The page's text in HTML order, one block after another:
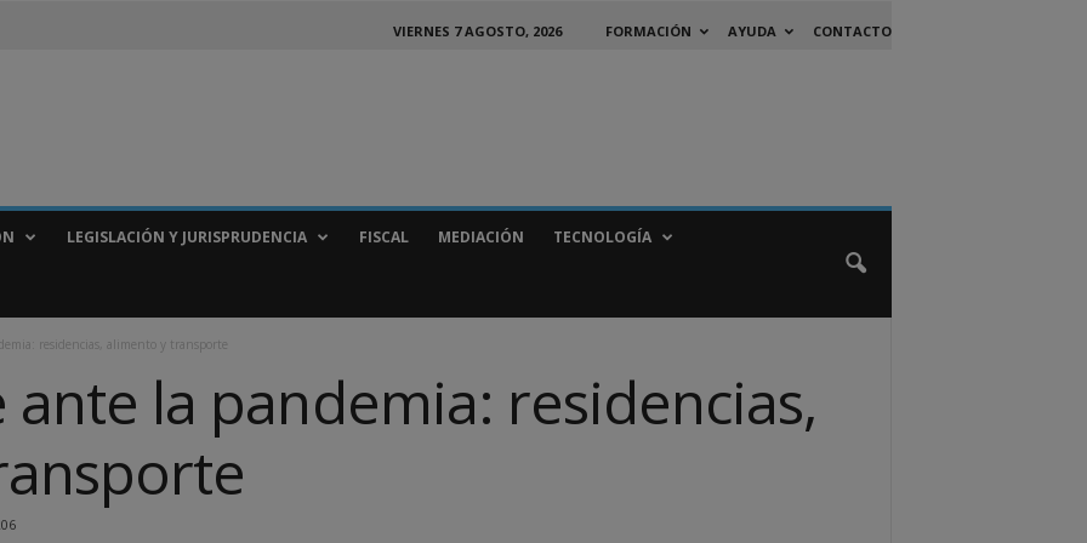
VIERNES 7 AGOSTO, 2026 FORMACIÓN AYUDA CONTACTO
LEGISLACIÓN Y JURISPRUDENCIA FISCAL MEDIACIÓN TECNOLOGÍA
residencias, alimento y transporte
ante la pandemia: residencias,